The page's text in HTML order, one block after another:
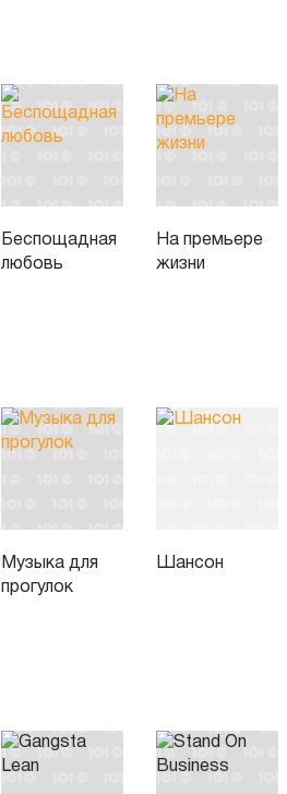
Беспощадная
любовь
На премьере
жизни
Музыка для
прогулок
Шансон